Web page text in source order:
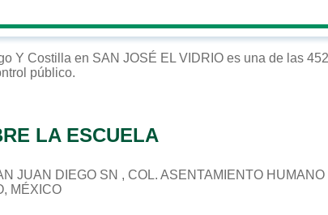
Y Costilla en SAN JOSÉ EL VIDRIO es una de las
público.
LA ESCUELA
JUAN DIEGO SN , COL. ASENTAMIENTO HUMANO
MÉXICO